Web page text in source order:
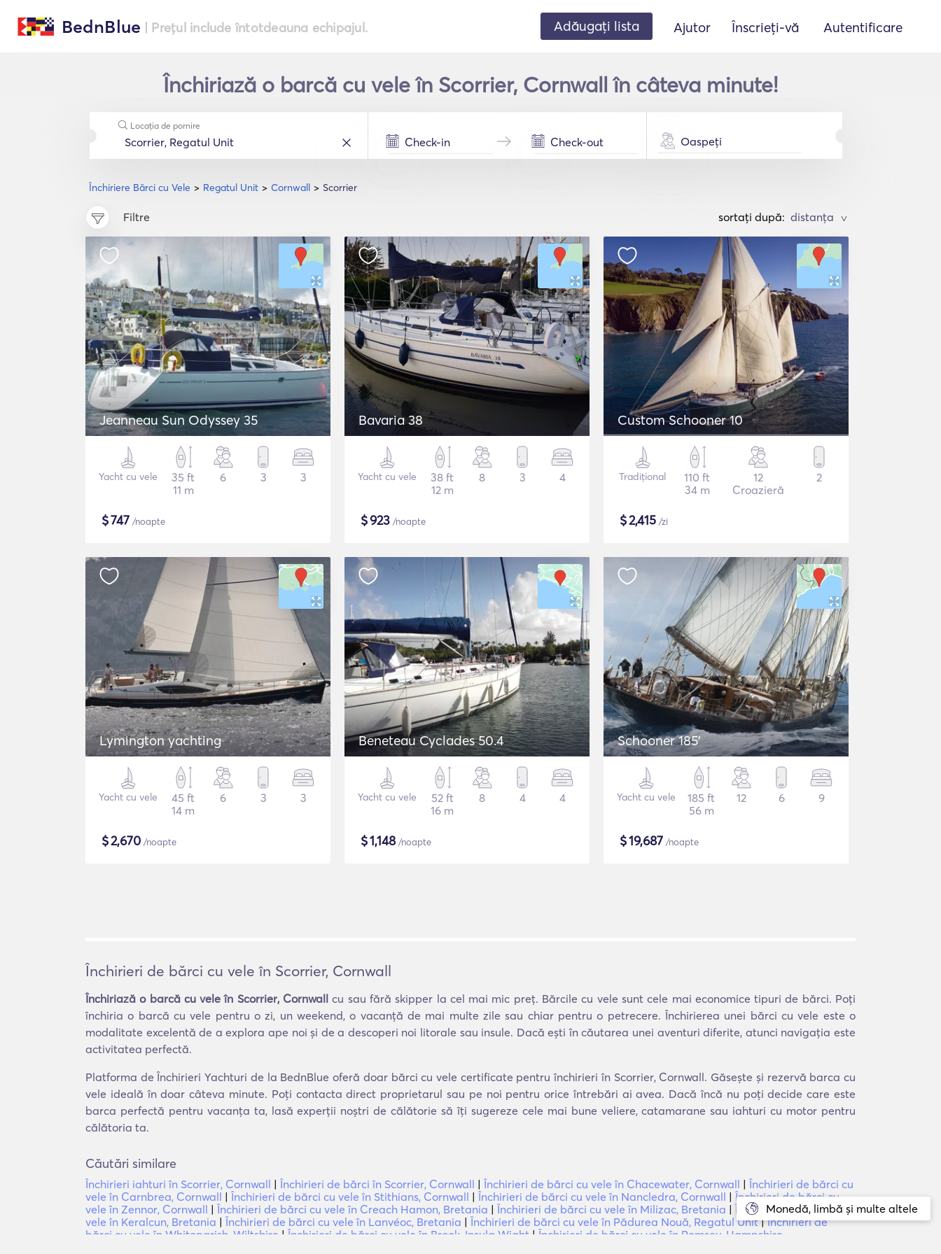
BednBlue | Prețul include întotdeauna echipajul. Adăugați lista Ajutor Înscrieți-vă Autentificare
Închiriază o barcă cu vele în Scorrier, Cornwall în câteva minute!
Închiriere Bărci cu Vele Regatul Unit Cornwall Scorrier
Locația de pornire
Oaspeți
Filtre sortați după: >
Jeanneau Sun Odyssey 35
Yacht cu vele
35 ft
11 m
6 3 3
$747 /noapte
Bavaria 38
Yacht cu vele
38 ft
12 m
8 3 4
$923 /noapte
Custom Schooner 10
Tradițional
110 ft
34 m
12
Croazieră
2
$2,415 /zi
Lymington yachting
Yacht cu vele
45 ft
14 m
6 3 3
$2,670 /noapte
Beneteau Cyclades 50.4
Yacht cu vele
52 ft
16 m
8 4 4
$1,148/noapte
Schooner 185'
Yacht cu vele
185 ft
56 m
12 6 9
$19,687 /noapte
Monedă, limbă și multe altele
Închirieri de bărci cu vele în Scorrier, Cornwall
Închiriază o barcă cu vele în Scorrier, Cornwall cu sau fără skipper la cel mai mic preț. Bărcile cu vele sunt cele mai economice tipuri de bărci. Poți
închiria o barcă cu vele pentru o zi, un weekend, o vacanță de mai multe zile sau chiar pentru o petrecere. Închirierea unei bărci cu vele este o
modalitate excelentă de a explora ape noi și de a descoperi noi litorale sau insule. Dacă ești în căutarea unei aventuri diferite, atunci navigația este
activitatea perfectă.
Platforma de Închirieri Yachturi de la BednBlue oferă doar bărci cu vele certificate pentru închirieri în Scorrier, Cornwall. Găsește și rezervă barca cu
vele ideală în doar câteva minute. Poți contacta direct proprietarul sau pe noi pentru orice întrebări ai avea. Dacă încă nu poți decide care este
barca perfectă pentru vacanța ta, lasă experții noștri de călătorie să îți sugereze cele mai bune veliere, catamarane sau iahturi cu motor pentru
călătoria ta.
Căutări similare
Închirieri iahturi în Scorrier, Cornwall | Închirieri de bărci în Scorrier, Cornwall | Închirieri de bărci cu vele în Chacewater, Cornwall | Închirieri de bărci cu
vele în Carnbrea, Cornwall | Închirieri de bărci cu vele în Stithians, Cornwall | Închirieri de bărci cu vele în Nancledra, Cornwall | Închirieri de bărci cu
vele în Zennor, Cornwall | Închirieri de bărci cu vele în Creach Hamon, Bretania | Închirieri de bărci cu vele în Milizac, Bretania | Închirieri de bărci cu
vele în Keralcun, Bretania | Închirieri de bărci cu vele în Lanvéoc, Bretania | Închirieri de bărci cu vele în Pădurea Nouă, Regatul Unit|Închirieri de
bărci cu vele în Whiteparish, Wiltshire | Închirieri de bărci cu vele în Brook, Insula Wight | Închirieri de bărci cu vele în Romsey, Hampshire